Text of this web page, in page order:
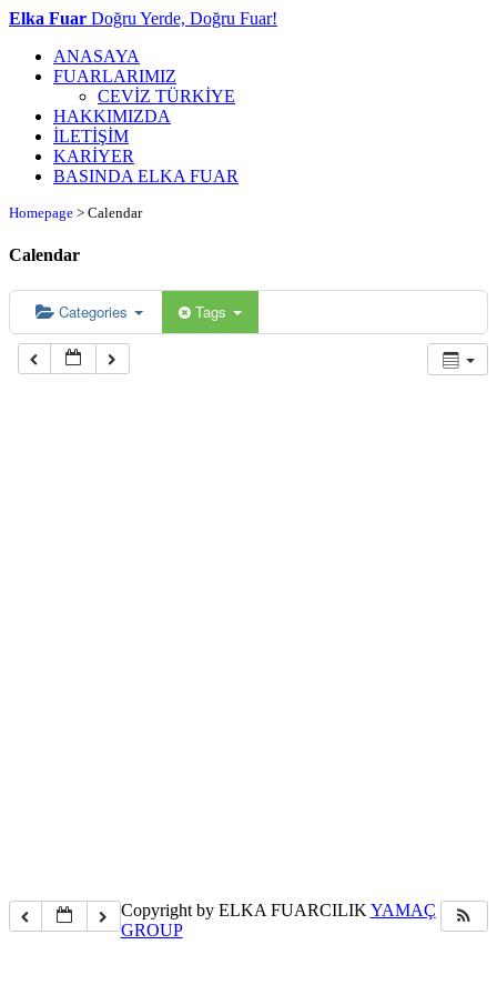
Elka Fuar Doğru Yerde, Doğru Fuar!
ANASAYA
FUARLARIMIZ
CEVİZ TÜRKİYE
HAKKIMIZDA
İLETİŞİM
KARİYER
BASINDA ELKA FUAR
Homepage > Calendar
Calendar
Categories Tags
Copyright by ELKA FUARCILIK YAMAÇ
GROUP